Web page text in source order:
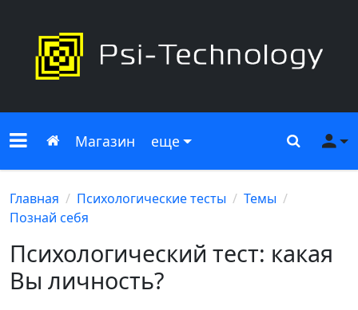
Меню сайта
Главная
Магазин еще Поиск
Главная Психологические тесты
Темы
Познай себя
Психологический тест: какая
Вы личность?